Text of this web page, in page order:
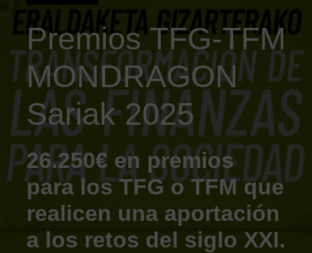
Premios TFG-TFM
MONDRAGON
Sariak 2025
26.250€ en premios
para los TFG o TFM que
realicen una aportación
a los retos del siglo XXI.